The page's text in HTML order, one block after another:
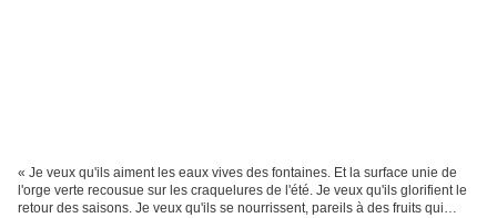
« Je veux qu'ils aiment les eaux vives des fontaines. Et la surface unie de
l'orge verte recousue sur les craquelures de l'été. Je veux qu'ils glorifient le
retour des saisons. Je veux qu'ils se nourrissent, pareils à des fruits qui